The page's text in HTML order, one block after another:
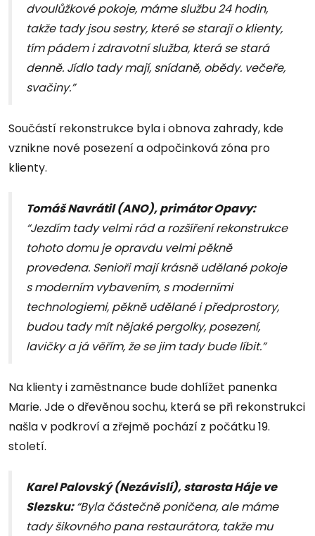
dvoulůžkové pokoje, máme službu 24 hodin,
takže tady jsou sestry, které se starají o klienty,
tím pádem i zdravotní služba, která se stará
denně. Jídlo tady mají, snídaně, obědy. večeře,
svačiny.”
Součástí rekonstrukce byla i obnova zahrady, kde
vznikne nové posezení a odpočinková zóna pro
klienty.
Tomáš Navrátil (ANO), primátor Opavy:
“Jezdím tady velmi rád a rozšíření rekonstrukce
tohoto domu je opravdu velmi pěkně
provedena. Senioři mají krásně udělané pokoje
s moderním vybavením, s moderními
technologiemi, pěkně udělané i předprostory,
budou tady mít nějaké pergolky, posezení,
lavičky a já věřím, že se jim tady bude líbit.”
Na klienty i zaměstnance bude dohlížet panenka
Marie. Jde o dřevěnou sochu, která se při rekonstrukci
našla v podkroví a zřejmě pochází z počátku 19.
století.
Karel Palovský (Nezávislí), starosta Háje ve
Slezsku:“Byla částečně poničena, ale máme
tady šikovného pana restaurátora, takže mu